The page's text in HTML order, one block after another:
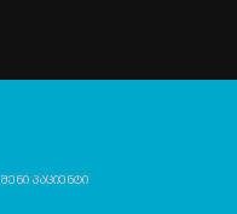
შენი პაციენტი